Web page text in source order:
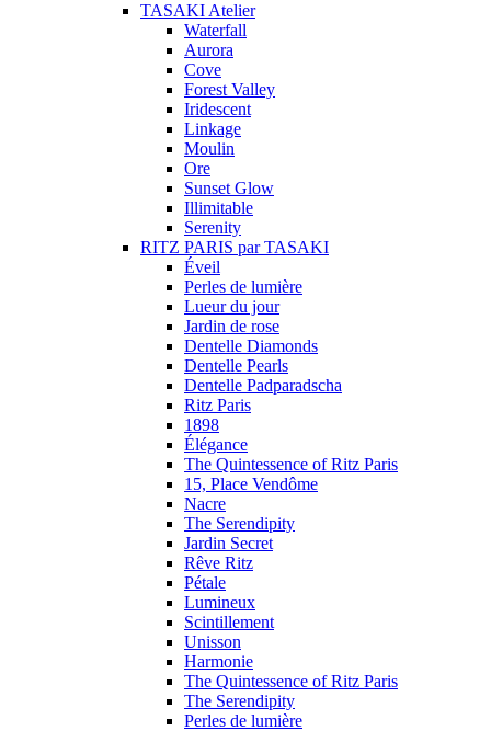
TASAKI Atelier
Waterfall
Aurora
Cove
Forest Valley
Iridescent
Linkage
Moulin
Ore
Sunset Glow
Illimitable
Serenity
RITZ PARIS par TASAKI
Éveil
Perles de lumière
Lueur du jour
Jardin de rose
Dentelle Diamonds
Dentelle Pearls
Dentelle Padparadscha
Ritz Paris
1898
Élégance
The Quintessence of Ritz Paris
15, Place Vendôme
Nacre
The Serendipity
Jardin Secret
Rêve Ritz
Pétale
Lumineux
Scintillement
Unisson
Harmonie
The Quintessence of Ritz Paris
The Serendipity
Perles de lumière